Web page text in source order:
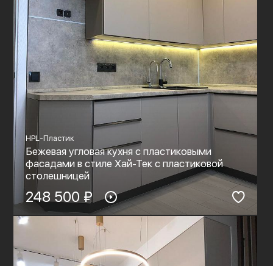
HPL-Пластик
Бежевая угловая кухня с пластиковыми
фасадами в стиле Хай-Тек с пластиковой
столешницей
248 500 ₽